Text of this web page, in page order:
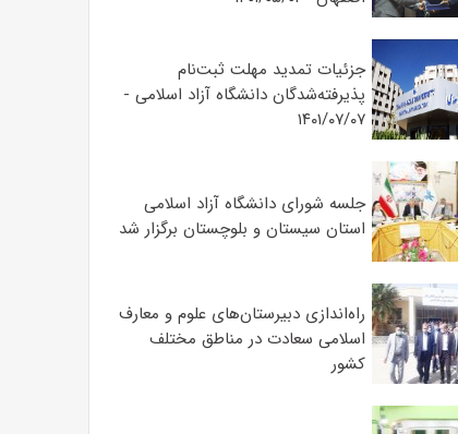
جزئیات تمدید مهلت ثبت‌نام
پذیرفته‌شدگان دانشگاه آزاد اسلامی -
۱۴۰۱/۰۷/۰۷
جلسه شورای دانشگاه آزاد اسلامی
استان سیستان و بلوچستان برگزار شد
‌راه‌اندازی دبیرستان‌های علوم و معارف
اسلامی سعادت در مناطق مختلف
کشور